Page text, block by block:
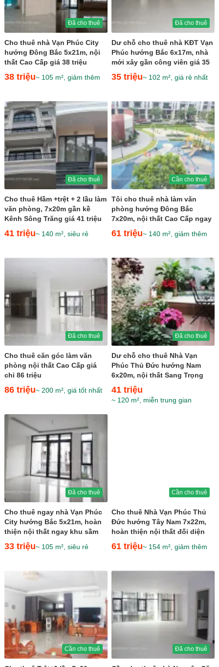
Đã cho thuê
Cho thuê nhà Vạn Phúc City
hướng Đông Bắc 5x21m, nội
thất Cao Cấp giá 38 triệu
38 triệu~ 105 m², giảm thêm
Đã cho thuê
Dư chỗ cho thuê nhà KĐT Vạn
Phúc hướng Bắc 6x17m, nhà
mới xây gần công viên giá 35
35 triệu~ 102 m², giá rẻ nhất
Đã cho thuê
Cho thuê Hầm +trệt + 2 lầu làm
văn phòng, 7x20m gần kề
Kênh Sông Trăng giá 41 triệu
41 triệu~ 140 m², siêu rẻ
Cần cho thuê
Tôi cho thuê nhà làm văn
phòng hướng Đông Bắc
7x20m, nội thất Cao Cấp ngay
khu trung tâm thương mại
giá...
61 triệu~ 140 m², giảm thêm
Đã cho thuê
Cho thuê căn góc làm văn
phòng nội thất Cao Cấp giá
chỉ 86 triệu
86 triệu~ 200 m², giá tốt nhất
Đã cho thuê
Dư chỗ cho thuê Nhà Vạn
Phúc Thủ Đức hướng Nam
6x20m, nội thất Sang Trọng
gần hồ bơi giá 41 triệu
41 triệu
~ 120 m², miễn trung gian
Đã cho thuê
Cho thuê ngay nhà Vạn Phúc
City hướng Bắc 5x21m, hoàn
thiện nội thất ngay khu sầm
uất giá 33 triệu
33 triệu~ 105 m², siêu rẻ
Cần cho thuê
Cho thuê Nhà Vạn Phúc Thủ
Đức hướng Tây Nam 7x22m,
hoàn thiện nội thất đối diện
công viên giá 61...
61 triệu~ 154 m², giảm thêm
Cần cho thuê Đã cho thuê